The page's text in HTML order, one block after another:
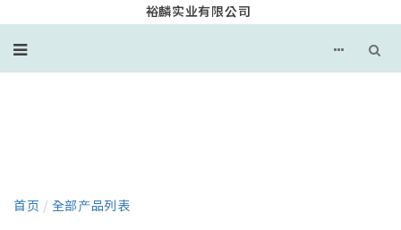
裕麟实业有限公司
首页 / 全部产品列表